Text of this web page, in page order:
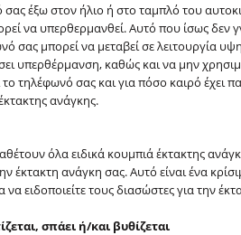
σας έξω στον ήλιο ή στο ταμπλό του
να υπερθερμανθεί. Αυτό που ίσως δεν
σας μπορεί να μεταβεί σε λειτουργία
υπερθέρμανση, καθώς και να μην
τηλέφωνό σας και για πόσο καιρό έχει
ανάγκης.
όλα ειδικά κουμπιά έκτακτης
έκτακτη ανάγκη σας. Αυτό είναι ένα
ειδοποιείτε τους διασώστες για την
σπάει ή/και βυθίζεται